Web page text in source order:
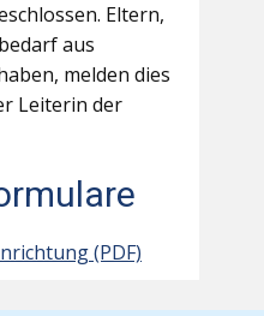
Eltern,
aus
melden dies
Leiterin der
(PDF)